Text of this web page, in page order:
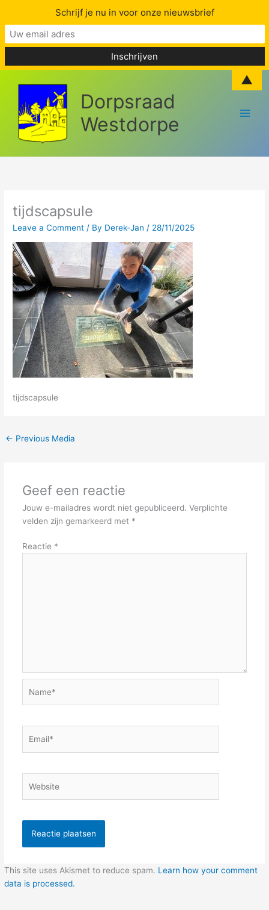
content
Dorpsraad
Westdorpe
tijdscapsule
Leave a Comment / By Derek-Jan/ 28/11/2025
tijdscapsule
← Previous Media
Geef een reactie
Jouw e-mailadres wordt niet gepubliceerd. Verplichte
velden zijn gemarkeerd met *
Reactie *
This site uses Akismet to reduce spam. Learn how your comment
data is processed.
Schrijf je nu in voor onze nieuwsbrief
▲